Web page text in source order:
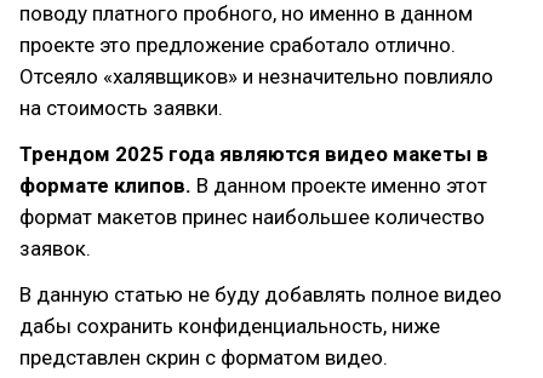
поводу платного пробного, но именно в данном
проекте это предложение сработало отлично.
Отсеяло «халявщиков» и незначительно повлияло
на стоимость заявки.
Трендом 2025 года являются видео макеты в
формате клипов. В данном проекте именно этот
формат макетов принес наибольшее количество
заявок.
В данную статью не буду добавлять полное видео
дабы сохранить конфиденциальность, ниже
представлен скрин с форматом видео.